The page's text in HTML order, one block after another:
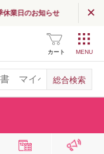
休業日のお知らせ
カート